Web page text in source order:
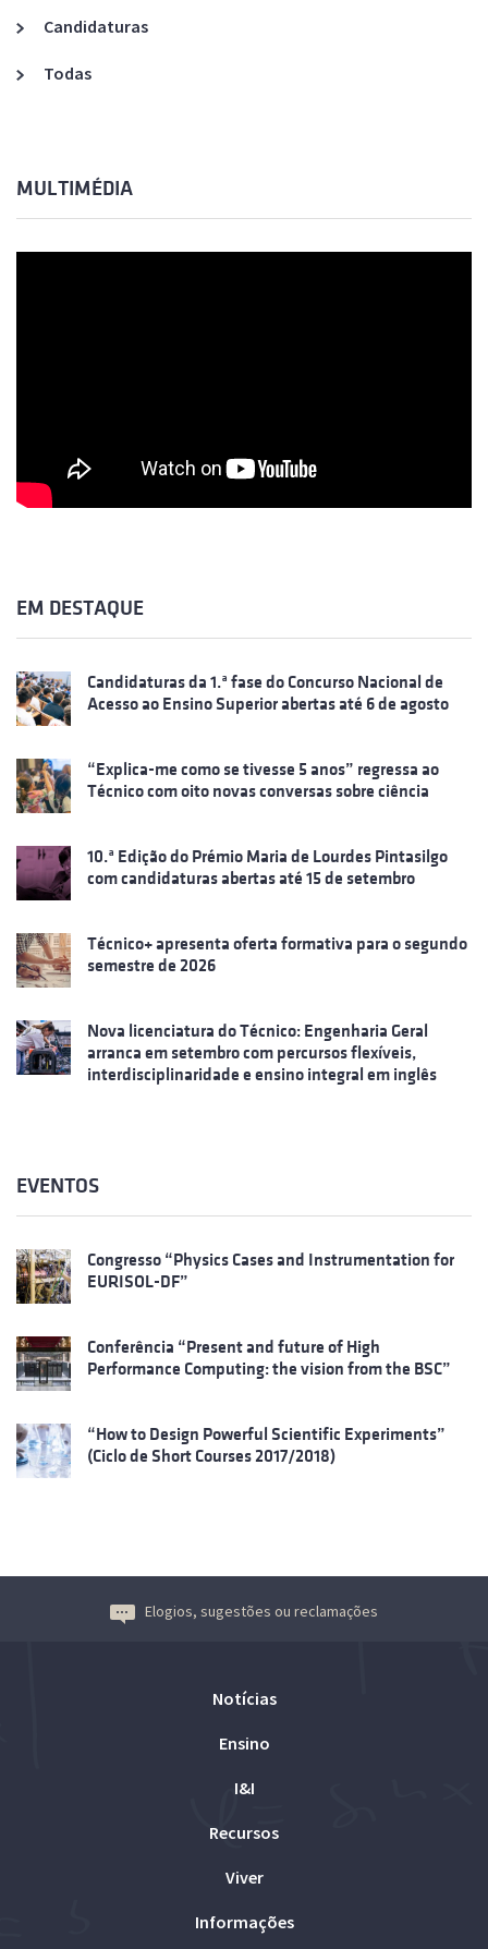
Candidaturas
Todas
MULTIMÉDIA
EM DESTAQUE
Candidaturas da 1.ª fase do Concurso Nacional de
Acesso ao Ensino Superior abertas até 6 de agosto
“Explica-me como se tivesse 5 anos” regressa ao
Técnico com oito novas conversas sobre ciência
10.ª Edição do Prémio Maria de Lourdes Pintasilgo
com candidaturas abertas até 15 de setembro
Técnico+ apresenta oferta formativa para o segundo
semestre de 2026
Nova licenciatura do Técnico: Engenharia Geral
arranca em setembro com percursos flexíveis,
interdisciplinaridade e ensino integral em inglês
EVENTOS
Congresso “Physics Cases and Instrumentation for
EURISOL-DF”
Conferência “Present and future of High
Performance Computing: the vision from the BSC”
“How to Design Powerful Scientific Experiments”
(Ciclo de Short Courses 2017/2018)
Elogios, sugestões ou reclamações
Notícias
Ensino
I&I
Recursos
Viver
Informações